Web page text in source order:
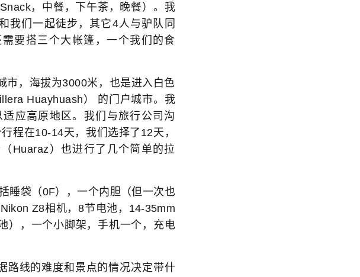
，中餐，下午茶，晚餐）。我
我们一起徒步，其它4人与驴队同
要搭三个大帐篷，一个我们的食
，海拔为3000米，也是进入白色
Huayhuash） 的门户城市。我
应高原地区。我们与旅行公司沟
程在10-14天，我们选择了12天，
Huaraz）也进行了几个简单的拉
袋（0F），一个内胆（但一次也
Z8相机，8节电池，14-35mm
），一个小脚架，手机一个，充电
线的难度和景点的情况决定带什